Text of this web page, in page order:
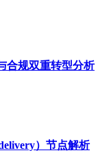
合规双重转型分析
）节点解析